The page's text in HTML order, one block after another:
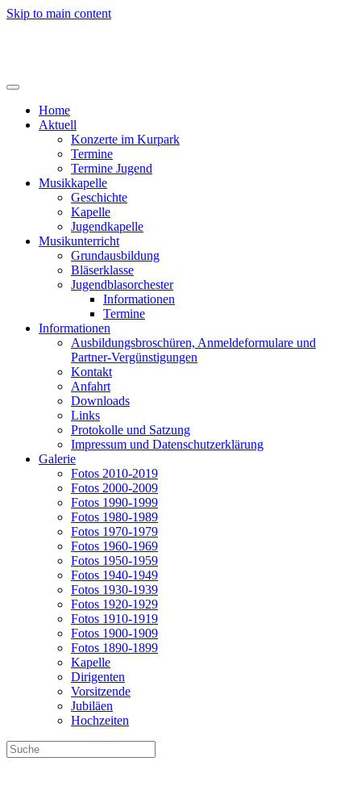
Skip to main content
Home
Aktuell
Konzerte im Kurpark
Termine
Termine Jugend
Musikkapelle
Geschichte
Kapelle
Jugendkapelle
Musikunterricht
Grundausbildung
Bläserklasse
Jugendblasorchester
Informationen
Termine
Informationen
Ausbildungsbroschüren, Anmeldeformulare und
Partner-Vergünstigungen
Kontakt
Anfahrt
Downloads
Links
Protokolle und Satzung
Impressum und Datenschutzerklärung
Galerie
Fotos 2010-2019
Fotos 2000-2009
Fotos 1990-1999
Fotos 1980-1989
Fotos 1970-1979
Fotos 1960-1969
Fotos 1950-1959
Fotos 1940-1949
Fotos 1930-1939
Fotos 1920-1929
Fotos 1910-1919
Fotos 1900-1909
Fotos 1890-1899
Kapelle
Dirigenten
Vorsitzende
Jubiläen
Hochzeiten